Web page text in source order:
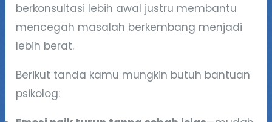
berkonsultasi lebih awal justru membantu
mencegah masalah berkembang menjadi
lebih berat.
Berikut tanda kamu mungkin butuh bantuan
psikolog: